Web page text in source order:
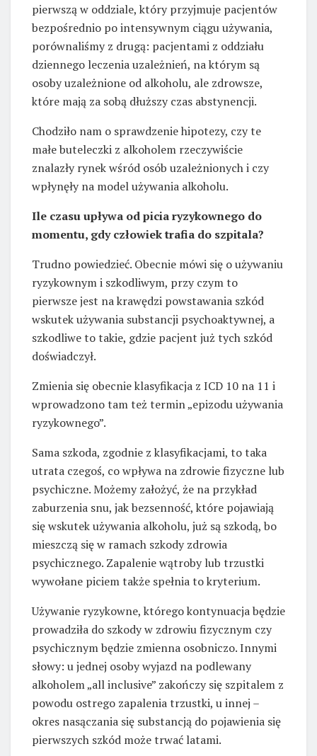
pierwszą w oddziale, który przyjmuje pacjentów
bezpośrednio po intensywnym ciągu używania,
porównaliśmy z drugą: pacjentami z oddziału
dziennego leczenia uzależnień, na którym są
osoby uzależnione od alkoholu, ale zdrowsze,
które mają za sobą dłuższy czas abstynencji.
Chodziło nam o sprawdzenie hipotezy, czy te
małe buteleczki z alkoholem rzeczywiście
znalazły rynek wśród osób uzależnionych i czy
wpłynęły na model używania alkoholu.
Ile czasu upływa od picia ryzykownego do
momentu, gdy człowiek trafia do szpitala?
Trudno powiedzieć. Obecnie mówi się o używaniu
ryzykownym i szkodliwym, przy czym to
pierwsze jest na krawędzi powstawania szkód
wskutek używania substancji psychoaktywnej, a
szkodliwe to takie, gdzie pacjent już tych szkód
doświadczył.
Zmienia się obecnie klasyfikacja z ICD 10 na 11 i
wprowadzono tam też termin „epizodu używania
ryzykownego”.
Sama szkoda, zgodnie z klasyfikacjami, to taka
utrata czegoś, co wpływa na zdrowie fizyczne lub
psychiczne. Możemy założyć, że na przykład
zaburzenia snu, jak bezsenność, które pojawiają
się wskutek używania alkoholu, już są szkodą, bo
mieszczą się w ramach szkody zdrowia
psychicznego. Zapalenie wątroby lub trzustki
wywołane piciem także spełnia to kryterium.
Używanie ryzykowne, którego kontynuacja będzie
prowadziła do szkody w zdrowiu fizycznym czy
psychicznym będzie zmienna osobniczo. Innymi
słowy: u jednej osoby wyjazd na podlewany
alkoholem „all inclusive” zakończy się szpitalem z
powodu ostrego zapalenia trzustki, u innej –
okres nasączania się substancją do pojawienia się
pierwszych szkód może trwać latami.